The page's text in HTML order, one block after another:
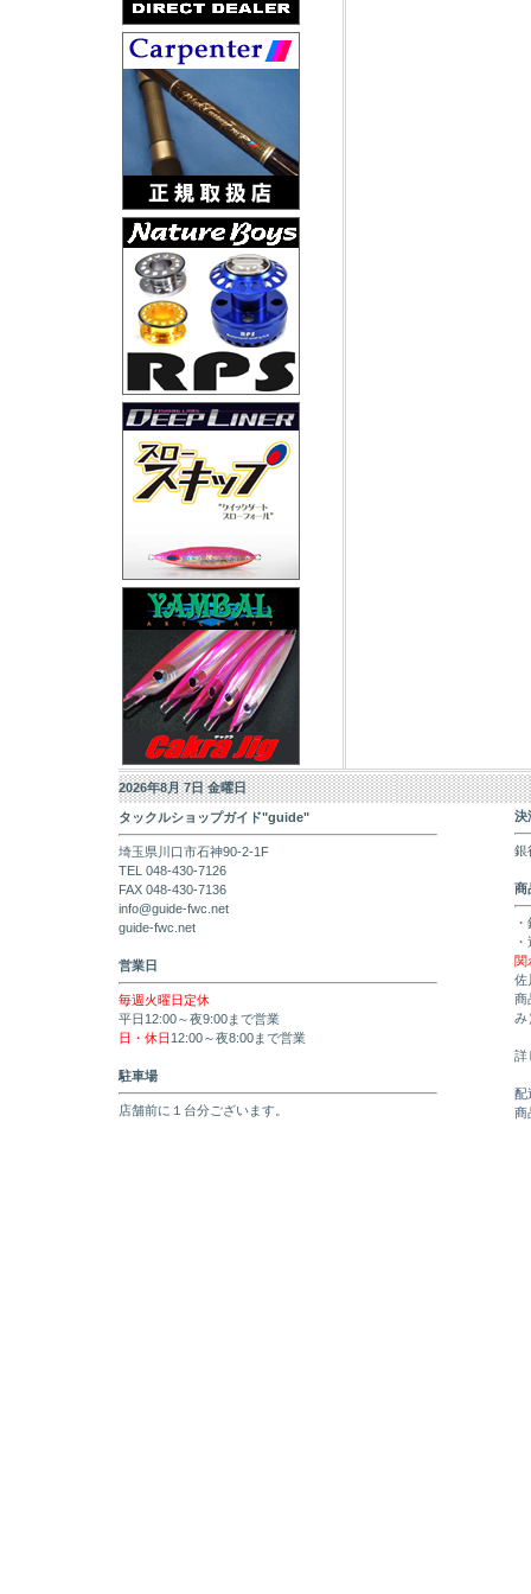
2026年8月 7日 金曜日
タックルショップガイド"guide"
埼玉県川口市石神90-2-1F
TEL 048-430-7126
FAX 048-430-7136
info@guide-fwc.net
guide-fwc.net
営業日
毎週火曜日定休
平日12:00～夜9:00まで営業
日・休日 12:00～夜8:00まで営業
駐車場
店舗前に１台分ございます。
決
銀
商
関
佐
商
み
詳
配
商